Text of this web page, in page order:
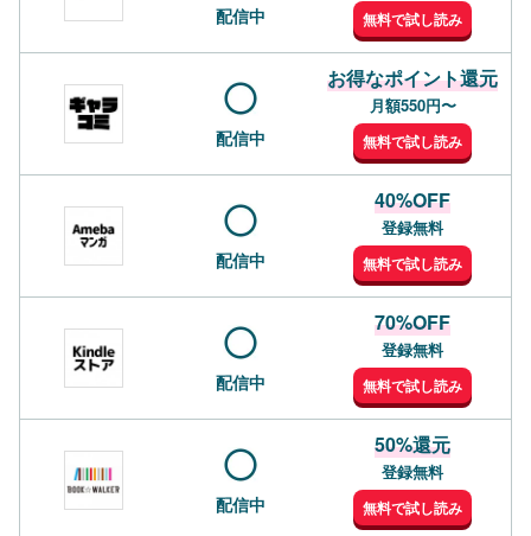
配信中 無料で試し読み
配信中
お得なポイント還元
月額550円〜
無料で試し読み
配信中
40%OFF
登録無料
無料で試し読み
配信中
70%OFF
登録無料
無料で試し読み
配信中
50%還元
登録無料
無料で試し読み